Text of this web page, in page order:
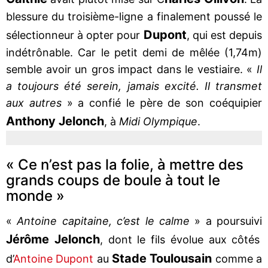
blessure du troisième-ligne a finalement poussé le
sélectionneur à opter pour Dupont, qui est depuis
indétrônable. Car le petit demi de mêlée (1,74m)
semble avoir un gros impact dans le vestiaire. « Il
a toujours été serein, jamais excité. Il transmet
aux autres» a confié le père de son coéquipier
Anthony Jelonch, à Midi Olympique.
« Ce n’est pas la folie, à mettre des
grands coups de boule à tout le
monde »
«Antoine capitaine, c’est le calme » a poursuivi
Jérôme Jelonch, dont le fils évolue aux côtés
d’Antoine Dupont au Stade Toulousain comme a